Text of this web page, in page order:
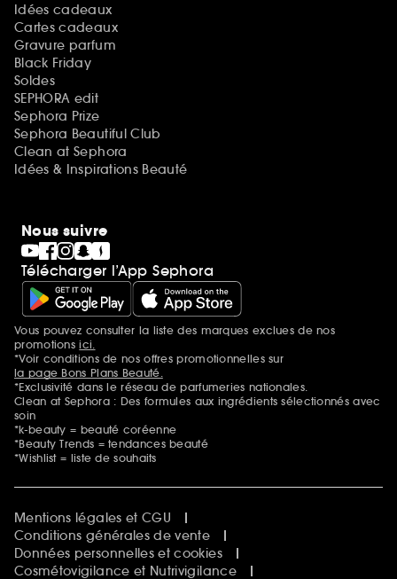
Idées cadeaux
Cartes cadeaux
Gravure parfum
Black Friday
Soldes
SEPHORA edit
Sephora Prize
Sephora Beautiful Club
Clean at Sephora
Idées & Inspirations Beauté
Nous suivre
Télécharger l’App Sephora
Mentions additionnelles
Vous pouvez consulter la liste des marques exclues de nos
promotionsici.
*Voir conditions de nos offres promotionnelles sur
la page Bons Plans Beauté.
*Exclusivité dans le réseau de parfumeries nationales.
Clean at Sephora : Des formules aux ingrédients sélectionnés avec
soin
*k-beauty = beauté coréenne
*Beauty Trends = tendances beauté
*Wishlist = liste de souhaits
Mentions légales et CGU
Conditions générales de vente
Données personnelles et cookies
Cosmétovigilance et Nutrivigilance